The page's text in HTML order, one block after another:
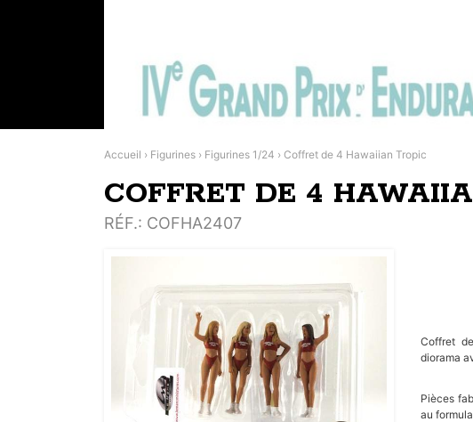
Accueil › Figurines › Figurines 1/24 › Coffret de 4 Hawaiian Tropic
COFFRET DE 4
RÉF.: COFHA2407
Coffret
diorama
Pièces
au